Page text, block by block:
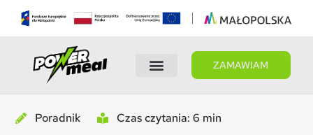
ZAMAWIAM
Poradnik Czas czytania: 6 min